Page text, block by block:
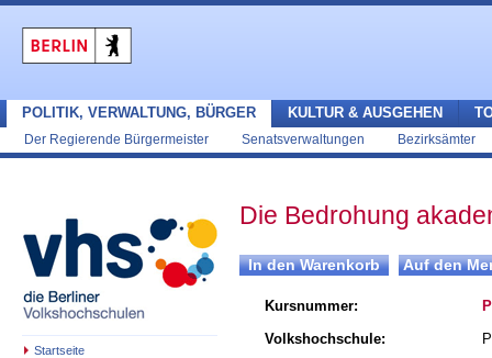
POLITIK, VERWALTUNG, BÜRGER
Der Regierende Bürgermeister Senatsverwaltungen Bezirksämter
KULTUR & AUSGEHEN
Startseite
Die Bedrohung
Kursnummer:
Volkshochschule: